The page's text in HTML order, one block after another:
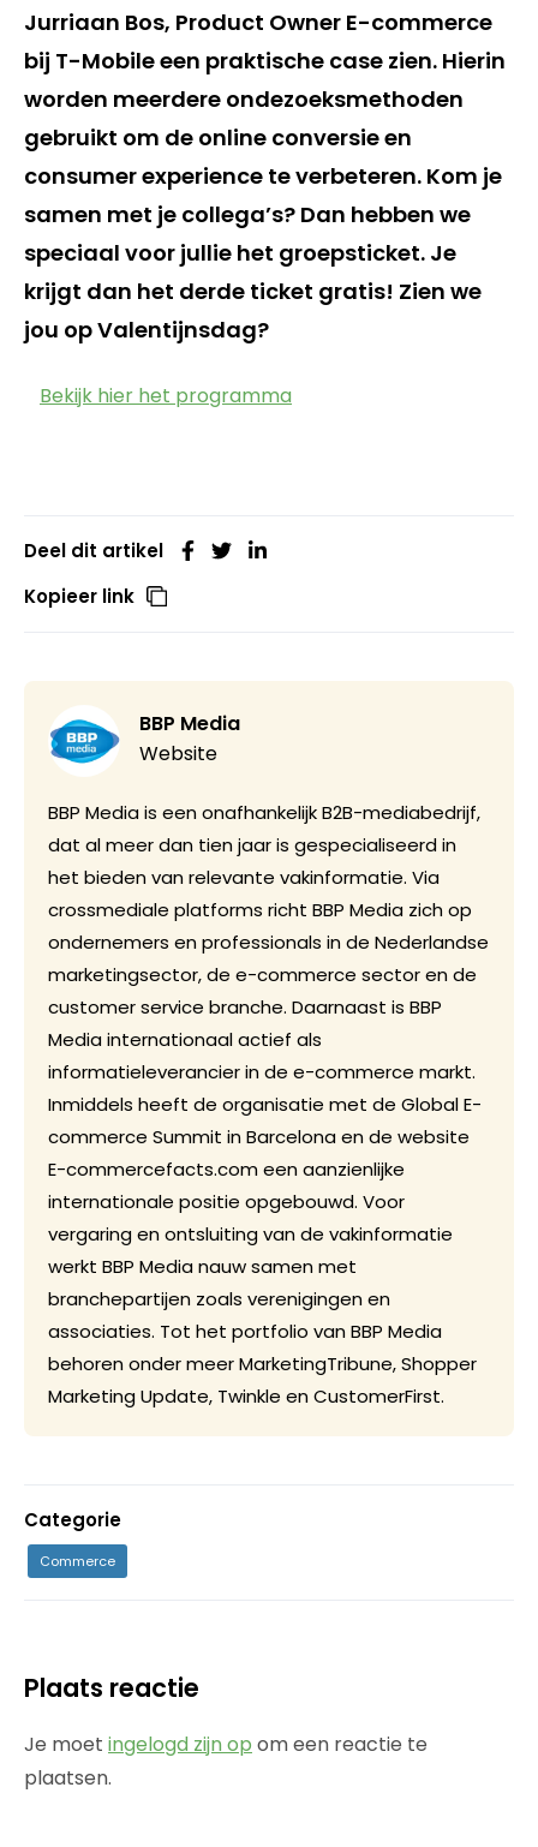
Jurriaan Bos, Product Owner E-commerce
bij T-Mobile een praktische case zien. Hierin
worden meerdere ondezoeksmethoden
gebruikt om de online conversie en
consumer experience te verbeteren. Kom je
samen met je collega’s? Dan hebben we
speciaal voor jullie het groepsticket. Je
krijgt dan het derde ticket gratis! Zien we
jou op Valentijnsdag?
Bekijk hier het programma
Deel dit artikel
Kopieer link
BBP Media
Website
BBP Media is een onafhankelijk B2B-mediabedrijf,
dat al meer dan tien jaar is gespecialiseerd in
het bieden van relevante vakinformatie. Via
crossmediale platforms richt BBP Media zich op
ondernemers en professionals in de Nederlandse
marketingsector, de e-commerce sector en de
customer service branche. Daarnaast is BBP
Media internationaal actief als
informatieleverancier in de e-commerce markt.
Inmiddels heeft de organisatie met de Global E-
commerce Summit in Barcelona en de website
E-commercefacts.com een aanzienlijke
internationale positie opgebouwd. Voor
vergaring en ontsluiting van de vakinformatie
werkt BBP Media nauw samen met
branchepartijen zoals verenigingen en
associaties. Tot het portfolio van BBP Media
behoren onder meer MarketingTribune, Shopper
Marketing Update, Twinkle en CustomerFirst.
Categorie
Commerce
Plaats reactie
Je moet ingelogd zijn op om een reactie te
plaatsen.